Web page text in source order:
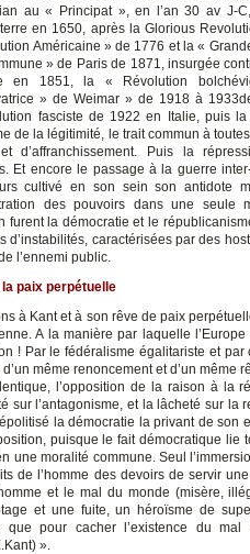
au « Principat », en l’an 30 av
en 1650, après la Glorious
Américaine » de 1776 et la «
» de Paris de 1871, insurgée
en 1851, la « Révolution
» de Weimar » de 1918 à
fasciste de 1922 en Italie, puis
de la légitimité, le trait commun à
et d’affranchissement. Puis la
Et encore le passage à la guerre
cultivé en son sein son antidote
des pouvoirs dans une seule
furent la démocratie et le
d’instabilités, caractérisées par des
l’ennemi public.
paix perpétuelle
à Kant et à son rêve de paix
A la manière par laquelle
! Par le fédéralisme égalitariste et
même renoncement et d’un
l’opposition de la raison à la
sur l’antagonisme, et la lâcheté sur la
la démocratie la privant de son
puisque le fait démocratique lie
une moralité commune. Seul
de l’homme des devoirs de servir
et le mal du monde (misère,
et une fuite, un héroïsme de
que pour cacher l’existence du
».